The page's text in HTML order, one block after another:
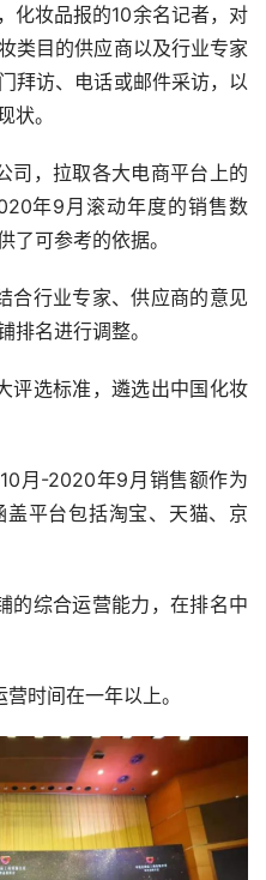
妆品报的10余名记者，对
类目的供应商以及行业专家
拜访、电话或邮件采访，以
状。
司，拉取各大电商平台上的
年9月滚动年度的销售数
了可参考的依据。
合行业专家、供应商的意见
排名进行调整。
评选标准，遴选出中国化妆
月-2020年9月销售额作为
平台包括淘宝、天猫、京
的综合运营能力，在排名中
时间在一年以上。